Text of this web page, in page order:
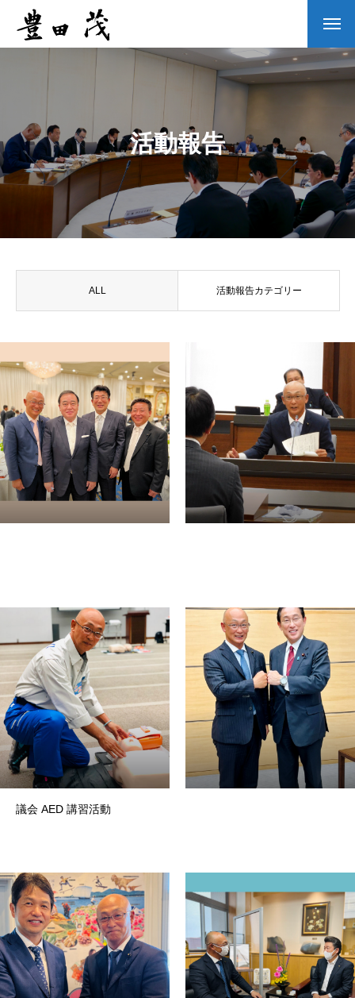
活動報告
ALL 活動報告カテゴリー
議会 AED 講習活動